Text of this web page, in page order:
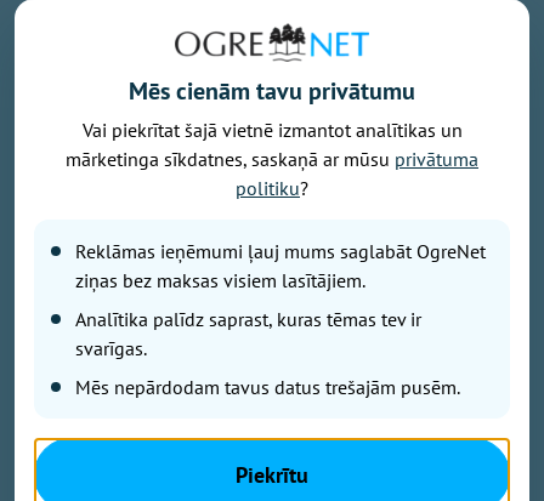
Sestdiena, 8. augusts, 2026 11:41
Kā iedzīvotāji vērtē gadījumus,
kad policisti ir pārkāpuši likumu?
Liene Ozola
Mēs cienām tavu privātumu
Vai piekrītat šajā vietnē izmantot analītikas un
mārketinga sīkdatnes, saskaņā ar mūsu privātuma
politiku?
Reklāmas ieņēmumi ļauj mums saglabāt OgreNet
ziņas bez maksas visiem lasītājiem.
Analītika palīdz saprast, kuras tēmas tev ir
svarīgas.
Mēs nepārdodam tavus datus trešajām pusēm.
Piekrītu